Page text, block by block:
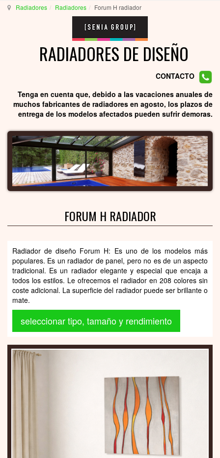
Radiadores Radiadores Forum H radiador
RADIADORES DE DISEÑO
CONTACTO
Tenga en cuenta que, debido a las vacaciones anuales de
muchos fabricantes de radiadores en agosto, los plazos de
entrega de los modelos afectados pueden sufrir demoras.
FORUM H RADIADOR
Radiador de diseño Forum H: Es uno de los modelos más
populares. Es un radiador de panel, pero no es de un aspecto
tradicional. Es un radiador elegante y especial que encaja a
todos los estilos. Le ofrecemos el radiador en 208 colores sin
coste adicional. La superficie del radiador puede ser brillante o
mate.
seleccionar tipo, tamaño y rendimiento